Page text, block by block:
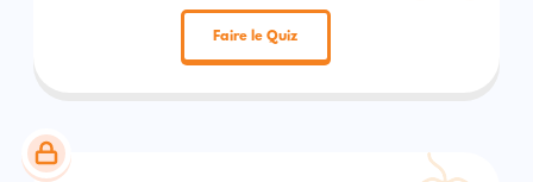
Faire le Quiz